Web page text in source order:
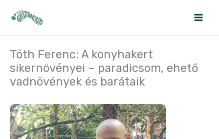
Tóth Ferenc: A konyhakert
sikernövényei – paradicsom, ehető
vadnövények és barátaik